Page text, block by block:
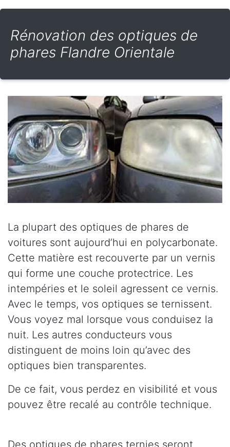
Rénovation des optiques de
phares Flandre Orientale
La plupart des optiques de phares de
voitures sont aujourd’hui en polycarbonate.
Cette matière est recouverte par un vernis
qui forme une couche protectrice. Les
intempéries et le soleil agressent ce vernis.
Avec le temps, vos optiques se ternissent.
Vous voyez mal lorsque vous conduisez la
nuit. Les autres conducteurs vous
distinguent de moins loin qu’avec des
optiques bien transparentes.
De ce fait, vous perdez en visibilité et vous
pouvez être recalé au contrôle technique.